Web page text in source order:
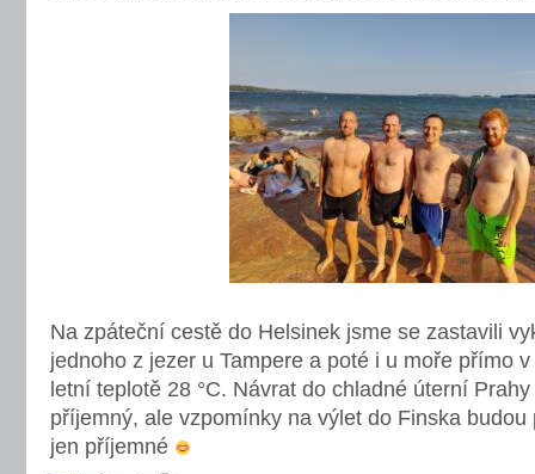
Na zpáteční cestě do Helsinek jsme se zastavili
jednoho z jezer u Tampere a poté i u moře přímo
letní teplotě 28 °C. Návrat do chladné úterní
příjemný, ale vzpomínky na výlet do Finska
jen příjemné